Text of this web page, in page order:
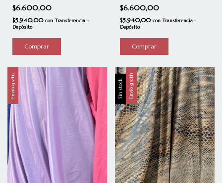
$6.600,00
$5.940,00 con Transferencia -
Depósito
Comprar
$6.600,00
$5.940,00 con Transferencia -
Depósito
Comprar
Envío gratis Sin stock Envío gratis